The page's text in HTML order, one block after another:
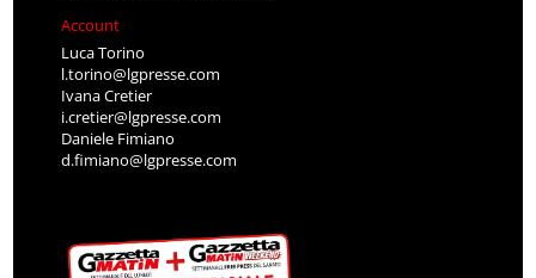
Account
Luca Torino
l.torino@lgpresse.com
Ivana Cretier
i.cretier@lgpresse.com
Daniele Fimiano
d.fimiano@lgpresse.com